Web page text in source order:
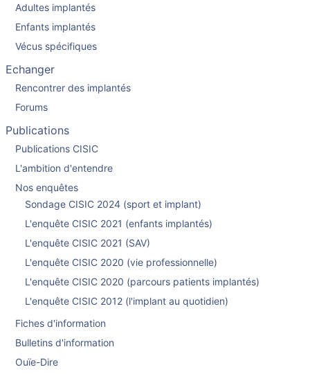
Adultes implantés
Enfants implantés
Vécus spécifiques
Echanger
Rencontrer des implantés
Forums
Publications
Publications CISIC
L'ambition d'entendre
Nos enquêtes
Sondage CISIC 2024 (sport et implant)
L'enquête CISIC 2021 (enfants implantés)
L'enquête CISIC 2021 (SAV)
L'enquête CISIC 2020 (vie professionnelle)
L'enquête CISIC 2020 (parcours patients implantés)
L'enquête CISIC 2012 (l'implant au quotidien)
Fiches d'information
Bulletins d'information
Ouïe-Dire